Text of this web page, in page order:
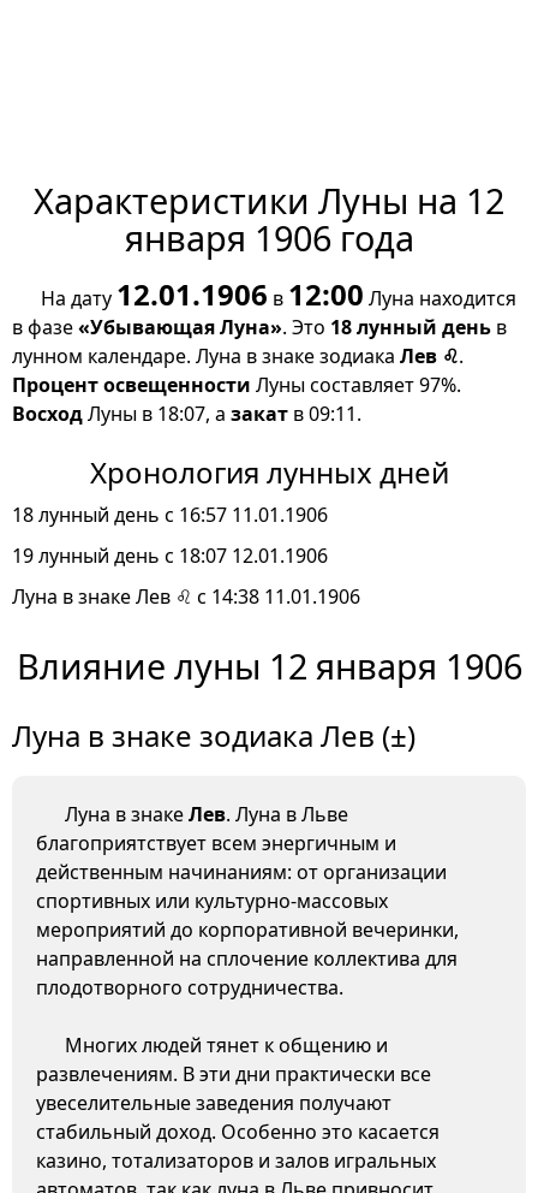
Характеристики Луны на 12
января 1906 года
На дату 12.01.1906 в 12:00 Луна находится
в фазе«Убывающая Луна». Это 18 лунный день в
лунном календаре. Луна в знаке зодиака Лев ♌.
Процент освещенности Луны составляет 97%.
ВосходЛуны в 18:07, а закат в 09:11.
Хронология лунных дней
18 лунный день с 16:57 11.01.1906
19 лунный день с 18:07 12.01.1906
Луна в знаке Лев ♌ с 14:38 11.01.1906
Влияние луны 12 января 1906
Луна в знаке зодиака Лев (±)
Луна в знакеЛев. Луна в Льве
благоприятствует всем энергичным и
действенным начинаниям: от организации
спортивных или культурно-массовых
мероприятий до корпоративной вечеринки,
направленной на сплочение коллектива для
плодотворного сотрудничества.
Многих людей тянет к общению и
развлечениям. В эти дни практически все
увеселительные заведения получают
стабильный доход. Особенно это касается
казино, тотализаторов и залов игральных